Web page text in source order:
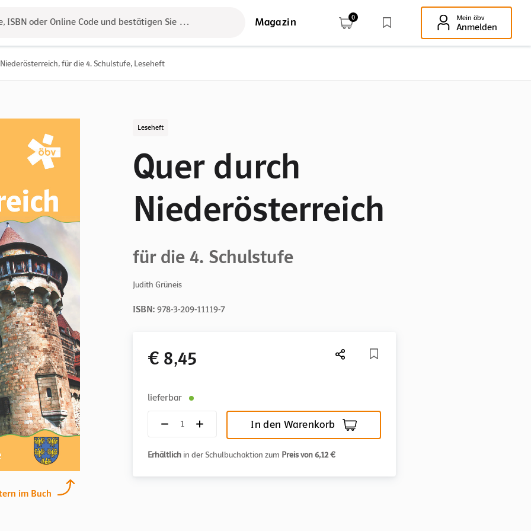
ISBN oder Online Code und bestätigen Sie das Ergebnis mit der Enter-Taste!
Magazin 0 Mein öbv
Anmelden
für die 4. Schulstufe, Leseheft
im Buch
Leseheft
Quer durch
Niederösterreich
für die 4. Schulstufe
Judith Grüneis
ISBN: 978-3-209-11119-7
€ 8,45
lieferbar
In den Warenkorb
Erhältlich in der Schulbuchaktion zum Preis von 6,12 €